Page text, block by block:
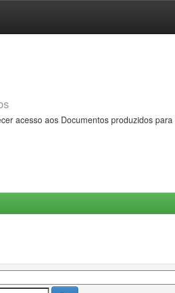
acesso aos Documentos produzidos